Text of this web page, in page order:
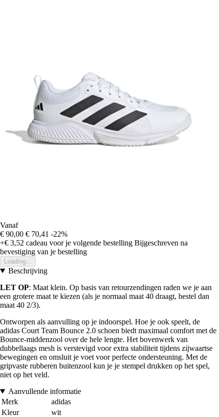
Vanaf
€ 90,00 € 70,41 -22%
+€ 3,52 cadeau voor je volgende bestelling Bijgeschreven na
bevestiging van je bestelling
Loading...
Beschrijving
LET OP: Maat klein. Op basis van retourzendingen raden we je aan
een grotere maat te kiezen (als je normaal maat 40 draagt, bestel dan
maat 40 2/3).
Ontworpen als aanvulling op je indoorspel. Hoe je ook speelt, de
adidas Court Team Bounce 2.0 schoen biedt maximaal comfort met de
Bounce-middenzool over de hele lengte. Het bovenwerk van
dubbellaags mesh is verstevigd voor extra stabiliteit tijdens zijwaartse
bewegingen en omsluit je voet voor perfecte ondersteuning. Met de
gripvaste rubberen buitenzool kun je je stempel drukken op het spel,
niet op het veld.
Aanvullende informatie
Merk
adidas
Kleur
wit